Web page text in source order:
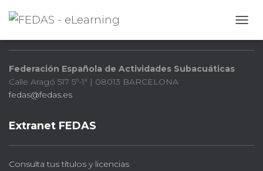
Federación Española de Actividades Subacuáticas
Calle Aragó 517 5º-1ª | 08013 BARCELONA
fedas@fedas.es
Extranet FEDAS
Consulta tus títulos y licencias